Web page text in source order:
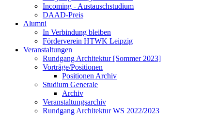
Incoming - Austauschstudium
DAAD-Preis
Alumni
In Verbindung bleiben
Förderverein HTWK Leipzig
Veranstaltungen
Rundgang Architektur [Sommer 2023]
Vorträge/Positionen
Positionen Archiv
Studium Generale
Archiv
Veranstaltungsarchiv
Rundgang Architektur WS 2022/2023